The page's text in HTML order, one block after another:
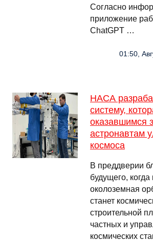
Согласно
приложение
ChatGPT …
01:50,
НАСА
систему,
оказавшимся
астронавтам
космоса
В преддверии
будущего, когда
околоземная
станет
строительной
частных и
космических